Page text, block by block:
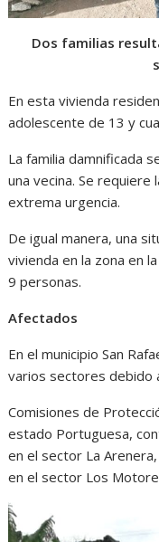
Dos familias
En esta vivienda
adolescente de 13 y
La familia damnificada
una vecina. Se requiere
extrema urgencia.
De igual manera, una
vivienda en la zona en
9 personas.
Afectados
En el municipio San
varios sectores debido
Comisiones de
estado Portuguesa,
en el sector La
en el sector Los